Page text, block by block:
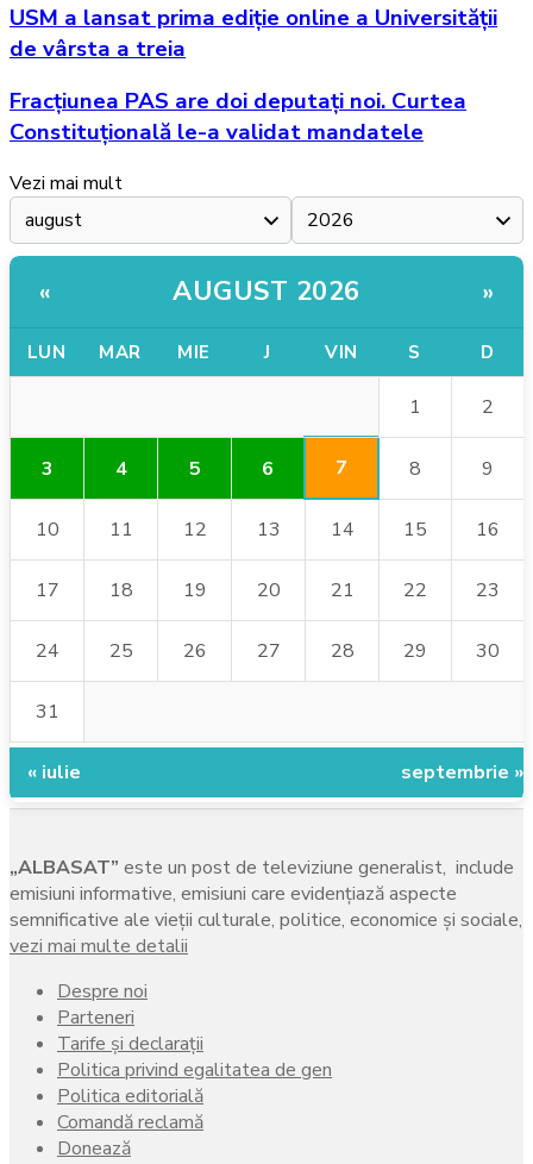
USM a lansat prima ediție online a Universității
de vârsta a treia
Fracțiunea PAS are doi deputați noi. Curtea
Constituțională le-a validat mandatele
Vezi mai mult
« AUGUST 2026 »
LUN MAR MIE J VIN S D
1 2
3 4 5 6 7 8 9
10 11 12 13 14 15 16
17 18 19 20 21 22 23
24 25 26 27 28 29 30
31
« iulie septembrie »
„ALBASAT” este un post de televiziune generalist, include
emisiuni informative, emisiuni care evidenţiază aspecte
semnificative ale vieţii culturale, politice, economice şi sociale,
vezi mai multe detalii
Despre noi
Parteneri
Tarife și declarații
Politica privind egalitatea de gen
Politica editorială
Comandă reclamă
Donează